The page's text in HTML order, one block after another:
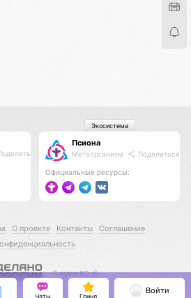
Псиона
Метаорганизм Поделиться
Официальные ресурсы:
Экосистема
О проекте Контакты
Соглашение
С нами КО 🕉️
Чаты Гринд
Войти